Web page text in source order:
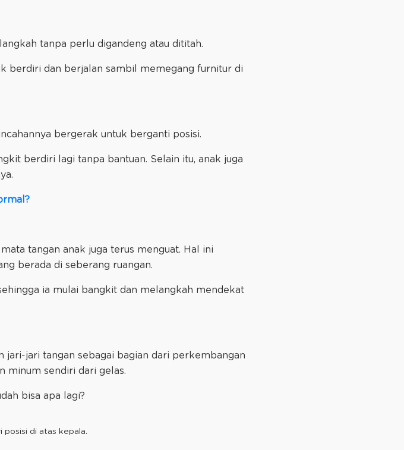
tanpa perlu digandeng atau dititah.
berdiri dan berjalan sambil memegang furnitur di
bergerak untuk berganti posisi.
berdiri lagi tanpa bantuan. Selain itu, anak juga
tangan anak juga terus menguat. Hal ini
berada di seberang ruangan.
ia mulai bangkit dan melangkah mendekat
jari-jari tangan sebagai bagian dari perkembangan
minum sendiri dari gelas.
bisa apa lagi?
posisi di atas kepala.